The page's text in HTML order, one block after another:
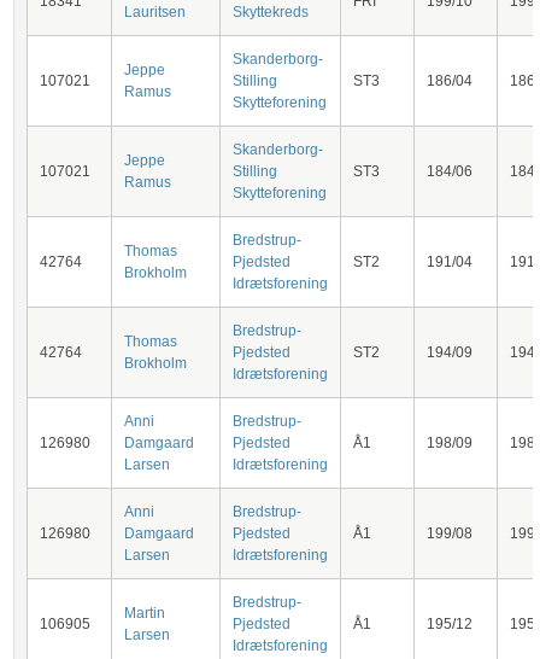
Lauritsen Skyttekreds
107021
Jeppe
Ramus
Skanderborg-
Stilling
Skytteforening
ST3 186/04 186
107021
Jeppe
Ramus
Skanderborg-
Stilling
Skytteforening
ST3 184/06 184
42764
Thomas
Brokholm
Bredstrup-
Pjedsted
Idrætsforening
ST2 191/04 191
42764
Thomas
Brokholm
Bredstrup-
Pjedsted
Idrætsforening
ST2 194/09 194
126980
Anni
Damgaard
Larsen
Bredstrup-
Pjedsted
Idrætsforening
Å1 198/09 198
126980
Anni
Damgaard
Larsen
Bredstrup-
Pjedsted
Idrætsforening
Å1 199/08 199
106905
Martin
Larsen
Bredstrup-
Pjedsted
Idrætsforening
Å1 195/12 195